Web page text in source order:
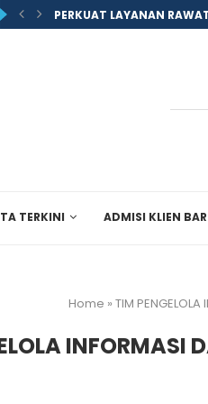
PERKUAT LAYANAN
TERKINI ADMISI KLIEN
Home » TIM PENGELOLA
INFORMASI